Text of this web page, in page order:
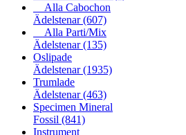
Alla Cabochon
Ädelstenar(607)
Alla Parti/Mix
Ädelstenar(135)
Oslipade
Ädelstenar(1935)
Trumlade
Ädelstenar(463)
Specimen Mineral
Fossil (841)
Instrument